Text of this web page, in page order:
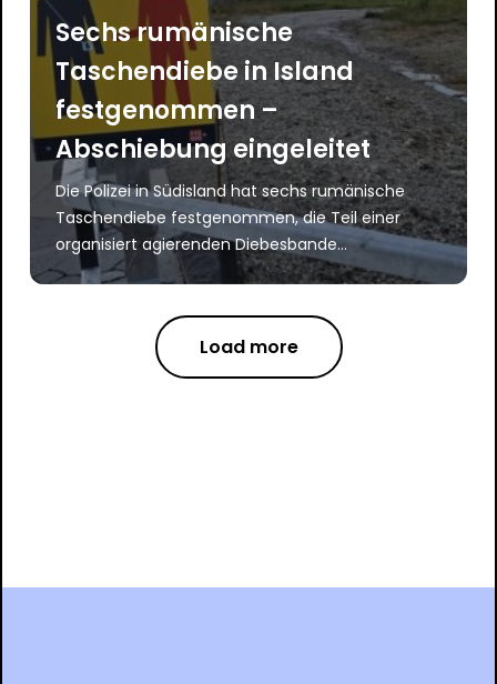
Sechs rumänische
Taschendiebe in Island
festgenommen –
Abschiebung eingeleitet
Die Polizei in Südisland hat sechs rumänische
Taschendiebe festgenommen, die Teil einer
organisiert agierenden Diebesbande...
Load more